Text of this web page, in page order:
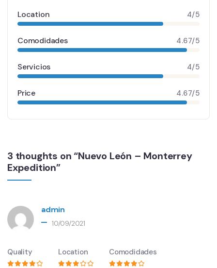
Location 4/5
Comodidades 4.67/5
Servicios 4/5
Price 4.67/5
3 thoughts on “Nuevo León – Monterrey
Expedition”
admin
10/09/2021
Quality Location Comodidades